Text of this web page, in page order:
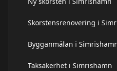
Skorstensrenovering i
Bygganmälan i
Taksäkerhet i Simrishamn